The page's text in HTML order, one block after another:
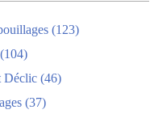
(123)
(104)
Déclic (46)
(37)